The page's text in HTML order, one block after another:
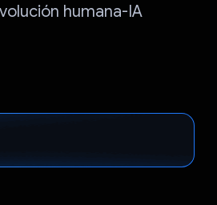
humana-IA